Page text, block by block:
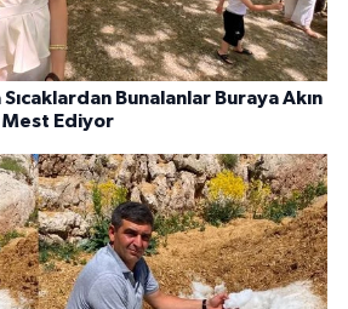
Bunalanlar Buraya Akın
Ediyor